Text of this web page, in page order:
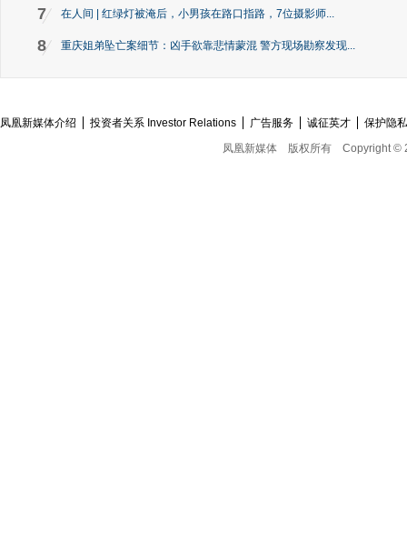
7 在人间 | 红绿灯被淹后，小男孩在路口指路，7位摄影师...
8 重庆姐弟坠亡案细节：凶手欲靠悲情蒙混 警方现场勘察发现...
凤凰新媒体介绍 投资者关系 Investor Relations 广告服务 诚征英才
保护隐
凤凰新媒体
版权所有 Copyright ©